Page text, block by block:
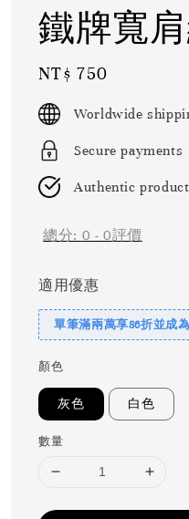
鐵牌寬
Regular
price
NT$ 750
Worldwide
Secure payments
Authentic
總分: 0 -0評價
適用優惠
單筆滿兩萬享86折並成
顏色
灰色 白色
數量